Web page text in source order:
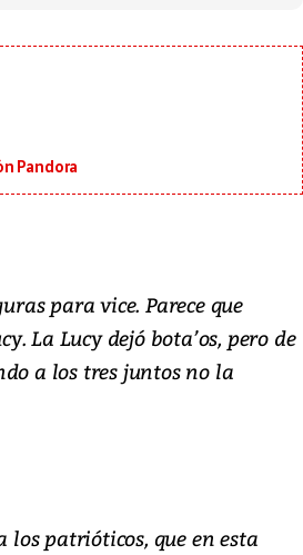
Pandora
para vice. Parece que
La Lucy dejó bota’os, pero de
a los tres juntos no la
los patrióticos, que en esta